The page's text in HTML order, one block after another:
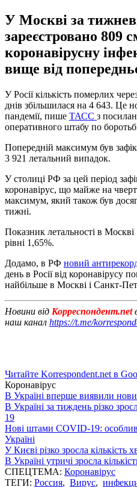
У Москві за
зареєстровано 809
коронавірусну
вище від
У Росії кількість померлих
днів збільшилася на 4 643. Це
пандемії, пише ТАСС з
оперативного штабу по
Попередній максимум був
3 921 летальний випадок.
У столиці РФ за цей період
коронавірус, що майже на
максимум, який також був
тижні.
Показник летальності в Москві
рівні 1,65%.
Додамо, в РФ новий
день в Росії від коронавірусу
найбільше в Москві і Санкт-
Новини від Корреспондент.net
наш канал https://t.me/
Читайте Korrespondent.net в
Коронавірус
В Україні вперше виявили
В Україні за тиждень різко
19
Нові штами COVID-19:
Україні
У Києві різко зросла кількість
В Україні утричі зросла
СПЕЦТЕМА: Коронавірус
ТЕГИ: Россия, Вирус,